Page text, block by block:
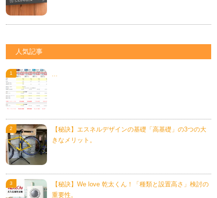
人気記事
【秘訣】エスネルデザインの基礎「高基礎」の3つの大
きなメリット。
【秘訣】We love 乾太くん！「種類と設置高さ」検討の
重要性。